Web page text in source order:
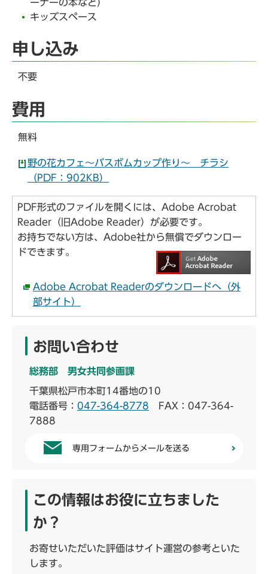
ーナーの本など）
キッズスペース
申し込み
不要
費用
無料
野の花カフェ～バスボムカップ作り～ チラシ
（PDF：902KB）
PDF形式のファイルを開くには、Adobe Acrobat
Reader（旧Adobe Reader）が必要です。
お持ちでない方は、Adobe社から無償でダウンロー
ドできます。
Adobe Acrobat Readerのダウンロードへ（外
部サイト）
お問い合わせ
総務部 男女共同参画課
千葉県松戸市本町14番地の10
電話番号： 047-364-8778 FAX：047-364-
7888
専用フォームからメールを送る
この情報はお役に立ちました
か？
お寄せいただいた評価はサイト運営の参考といた
します。